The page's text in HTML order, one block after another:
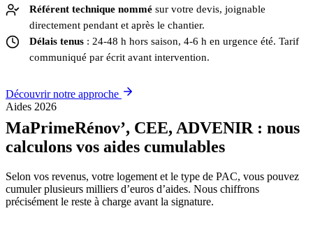
Référent technique nommé sur votre devis, joignable
directement pendant et après le chantier.
Délais tenus : 24-48 h hors saison, 4-6 h en urgence été. Tarif
communiqué par écrit avant intervention.
Découvrir notre approche
Aides 2026
MaPrimeRénov’, CEE, ADVENIR : nous
calculons vos aides cumulables
Selon vos revenus, votre logement et le type de PAC, vous pouvez
cumuler plusieurs milliers d’euros d’aides. Nous chiffrons
précisément le reste à charge avant la signature.